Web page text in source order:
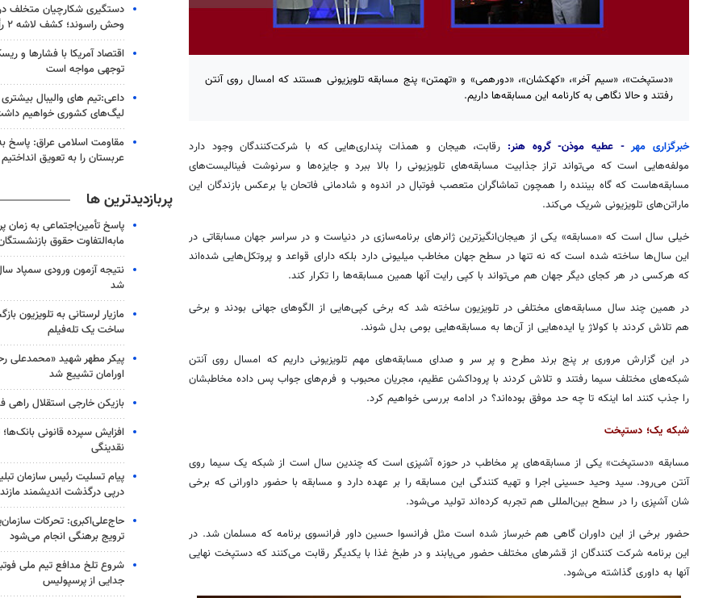
«دستپخت»، «سیم آخر»، «کهکشان»، «دورهمی» و «تهمتن» پنج مسابقه تلویزیونی هستند که امسال روی آنتن
رفتند و حالا نگاهی به کارنامه این مسابقه‌ها داریم.
خبرگزاری مهر- عطیه موذن- گروه هنر: رقابت، هیجان و همذات پنداری‌هایی که با شرکت‌کنندگان وجود دارد
مولفه‌هایی است که می‌تواند تراز جذابیت مسابقه‌های تلویزیونی را بالا ببرد و جایزه‌ها و سرنوشت فینالیست‌های
مسابقه‌هاست که گاه بیننده را همچون تماشاگران متعصب فوتبال در اندوه و شادمانی فاتحان یا برعکس بازندگان این
ماراتن‌های تلویزیونی شریک می‌کند.
خیلی سال است که «مسابقه» یکی از هیجان‌انگیزترین ژانرهای برنامه‌سازی در دنیاست و در سراسر جهان مسابقاتی در
این سال‌ها ساخته شده است که نه تنها در سطح جهان مخاطب میلیونی دارد بلکه دارای قواعد و پروتکل‌هایی شده‌اند
که هرکسی در هر کجای دیگر جهان هم می‌تواند با کپی رایت آنها همین مسابقه‌ها را تکرار کند.
در همین چند سال مسابقه‌های مختلفی در تلویزیون ساخته شد که برخی کپی‌هایی از الگوهای جهانی بودند و برخی
هم تلاش کردند با کولاژ یا ایده‌هایی از آن‌ها به مسابقه‌هایی بومی بدل شوند.
در این گزارش مروری بر پنج برند مطرح و پر سر و صدای مسابقه‌های مهم تلویزیونی داریم که امسال روی آنتن
شبکه‌های مختلف سیما رفتند و تلاش کردند با پروداکشن عظیم، مجریان محبوب و فرم‌های جواب پس داده مخاطبشان
را جذب کنند اما اینکه تا چه حد موفق بوده‌اند؟ در ادامه بررسی خواهیم کرد.
شبکه یک؛ دستپخت
مسابقه «دستپخت» یکی از مسابقه‌های پر مخاطب در حوزه آشپزی است که چندین سال است از شبکه یک سیما روی
آنتن می‌رود. سید وحید حسینی اجرا و تهیه کنندگی این مسابقه را بر عهده دارد و مسابقه با حضور داورانی که برخی
شان آشپزی را در سطح بین‌المللی هم تجربه کرده‌اند تولید می‌شود.
حضور برخی از این داوران گاهی هم خبرساز شده است مثل فرانسوا حسین داور فرانسوی برنامه که مسلمان شد. در
این برنامه شرکت کنندگان از قشرهای مختلف حضور می‌یابند و در طبخ غذا با یکدیگر رقابت می‌کنند که دستپخت نهایی
آنها به داوری گذاشته می‌شود.
دستگیری شکارچیان متخلف
وحش راسوند؛ کشف لاشه ۲ رأس گراز
اقتصاد آمریکا با فشارها و
توجهی مواجه است
داعی:تیم های والیبال بیشتری
لیگ‌های کشوری خواهیم
مقاومت اسلامی عراق: پاسخ
عربستان را به تعویق انداختیم
پربازدیدترین ها
پاسخ تأمین‌اجتماعی به زمان
مابه‌التفاوت حقوق
شد
مازیار لرستانی به تلویزیون
ساخت یک تله‌فیلم
پیکر مطهر شهید «محمدعلی
اورامان تشییع شد
بازیکن خارجی استقلال راهی
افزایش سپرده قانونی بانک‌ها؛
نقدینگی
پیام تسلیت رئیس سازمان
درپی درگذشت اندیشمند
حاج‌علی‌اکبری: تحرکات
ترویج برهنگی انجام می‌شود
شروع تلخ مدافع تیم ملی
جدایی از پرسپولیس